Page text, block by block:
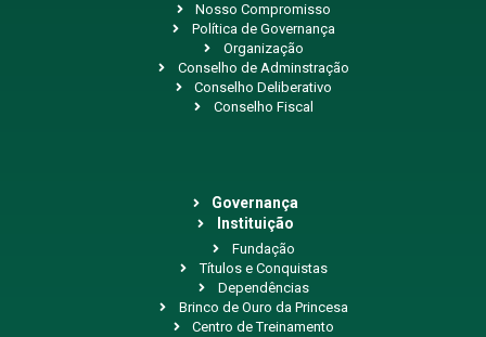
Nosso Compromisso
Política de Governança
Organização
Conselho de Adminstração
Conselho Deliberativo
Conselho Fiscal
Governança
Instituição
Fundação
Títulos e Conquistas
Dependências
Brinco de Ouro da Princesa
Centro de Treinamento